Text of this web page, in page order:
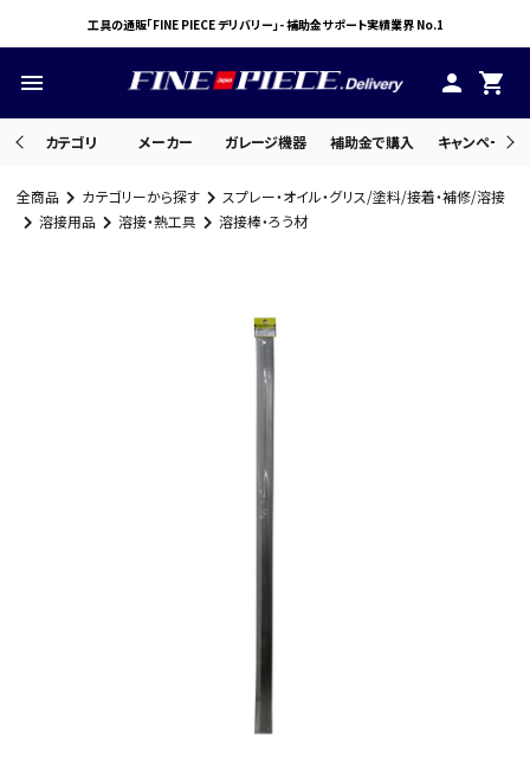
工具の通販「FINE PIECE デリバリー」- 補助金サポート実績業界 No.1
menu person shopping_cart
カテゴリ メーカー ガレージ機器 補助金で購入 キャンペーン
search
全商品 カテゴリーから探す
スプレー・オイル・グリス/塗料/接着・補修/溶接
溶接用品
溶接・熱工具 溶接棒・ろう材